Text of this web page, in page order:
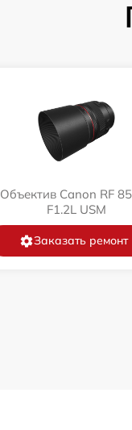
Объектив Canon RF
F1.2L USM
Заказать ремонт